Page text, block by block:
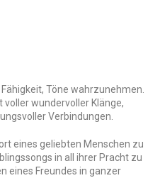
Töne wahrzunehmen.
voller wundervoller Klänge,
Verbindungen.
eines geliebten Menschen zu
in all ihrer Pracht zu
eines Freundes in ganzer